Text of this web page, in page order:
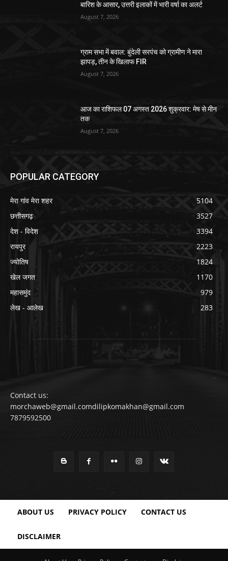
बारिश के आसार, उत्तरी इलाकों में भारी वर्षा का अलर्ट
August 7, 2026
ग्राम सभा में बवाल: बुंदेली सरपंच को ग्रामीण ने मारा
झापड़, तीन के खिलाफ FIR
August 7, 2026
आज का राशिफल 07 अगस्त 2026 शुक्रवार: मेष से मीन
तक
August 7, 2026
POPULAR CATEGORY
मेरा गांव मेरा शहर
5104
छत्तीसगढ़
3527
देश - विदेश
3394
रायपुर
2223
ज्योतिष
1824
खेल जगत
1170
महासमुंद
979
लेख - आलेख
283
Contact us:
morchaweb@gmail.comdilipkomakhan@gmail.com
7879592500
ABOUT US PRIVACY POLICY CONTACT US
DISCLAIMER